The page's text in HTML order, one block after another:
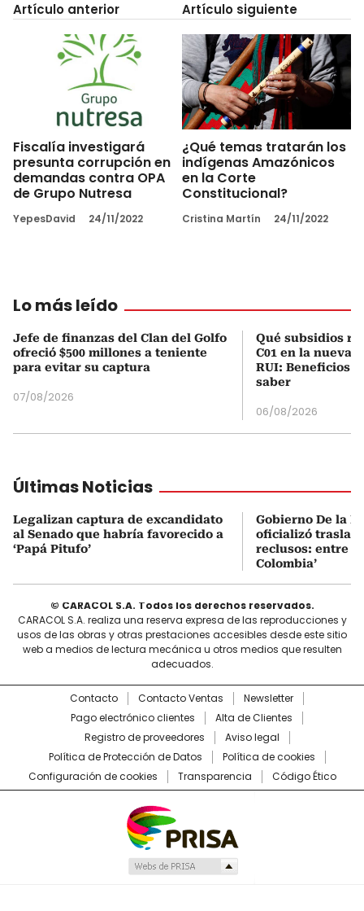
Artículo anterior
Fiscalía investigará
presunta corrupción en
demandas contra OPA
de Grupo Nutresa
YepesDavid 24/11/2022
Artículo siguiente
¿Qué temas tratarán los
indígenas Amazónicos
en la Corte
Constitucional?
Cristina Martín 24/11/2022
Lo más leído
Jefe de finanzas del Clan del Golfo
ofreció $500 millones a teniente
para evitar su captura
07/08/2026
Qué subsidios
C01 en la nueva
RUI: Beneficios
saber
06/08/2026
Últimas Noticias
Legalizan captura de excandidato
al Senado que habría favorecido a
‘Papá Pitufo’
Gobierno De la
oficializó
reclusos: entre
Colombia’
© CARACOL S.A. Todos los derechos reservados.
CARACOL S.A. realiza una reserva expresa de las reproducciones y
usos de las obras y otras prestaciones accesibles desde este sitio
web a medios de lectura mecánica u otros medios que resulten
adecuados.
Contacto Contacto Ventas
Newsletter
Pago electrónico clientes
Alta de Clientes
Registro de proveedores
Aviso legal
Política de Protección de Datos
Política de cookies
Configuración de cookies
Transparencia Código Ético